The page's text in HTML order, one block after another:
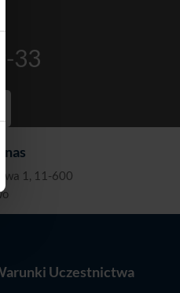
33
nas
1, 11-600
Uczestnictwa